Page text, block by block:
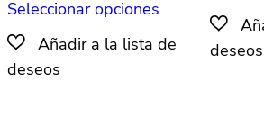
Seleccionar opciones producto
tiene